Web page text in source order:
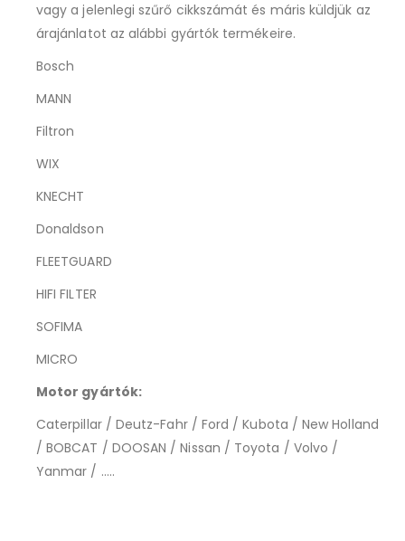
vagy a jelenlegi szűrő cikkszámát és máris küldjük az
árajánlatot az alábbi gyártók termékeire.
Bosch
MANN
Filtron
WIX
KNECHT
Donaldson
FLEETGUARD
HIFI FILTER
SOFIMA
MICRO
Motor gyártók:
Caterpillar / Deutz-Fahr / Ford / Kubota / New Holland
/ BOBCAT / DOOSAN / Nissan / Toyota / Volvo /
Yanmar / …..